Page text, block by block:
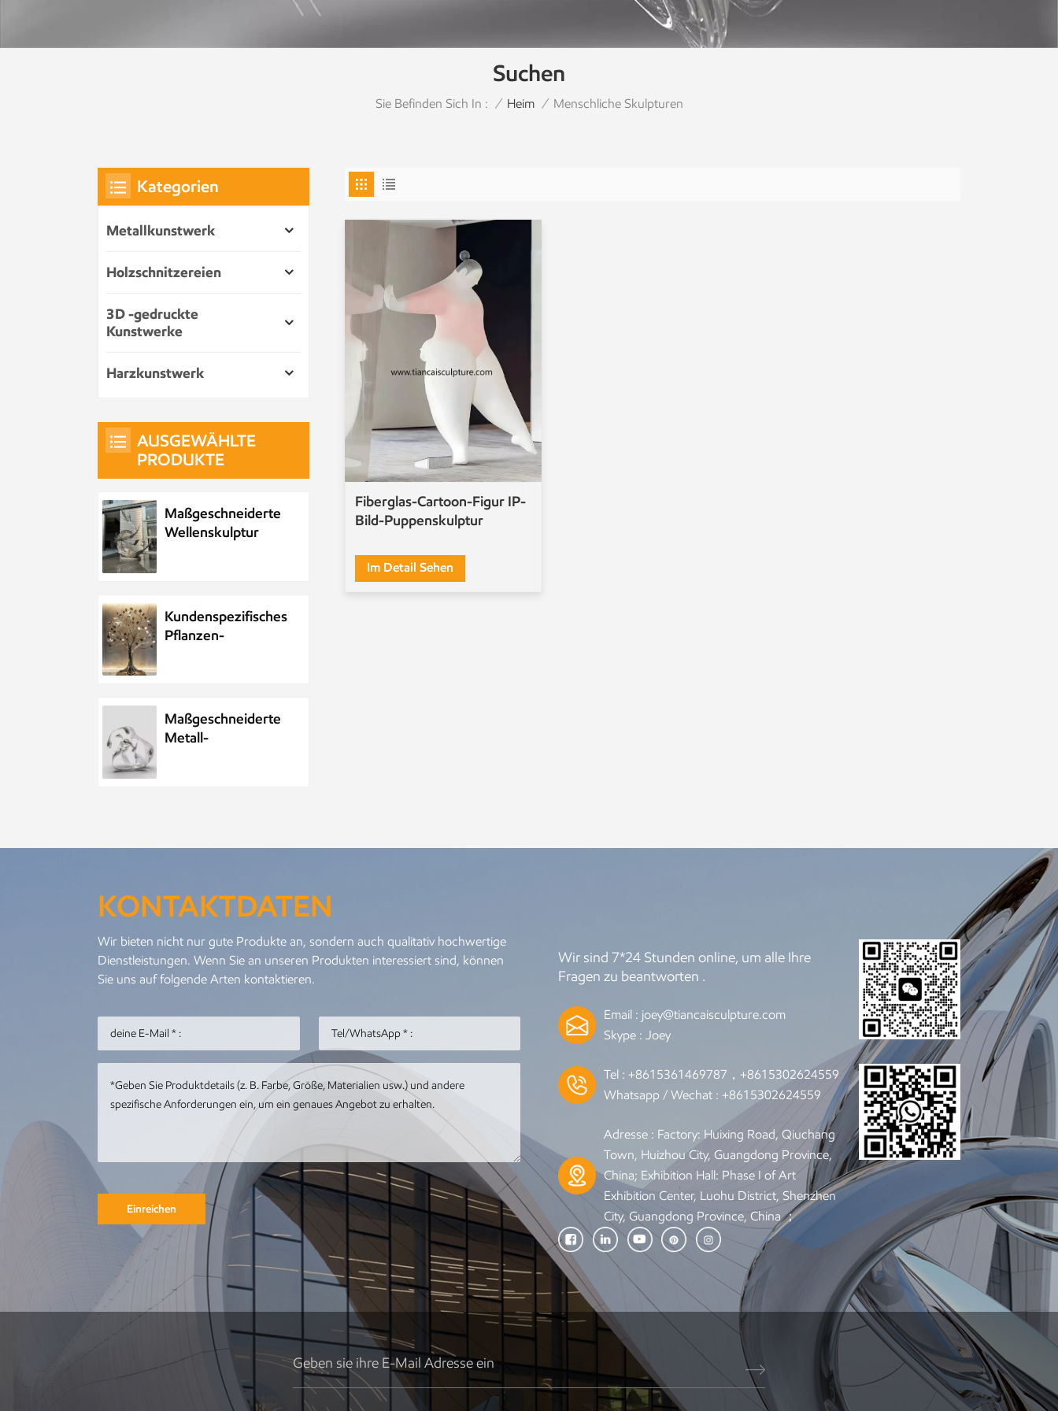
Suchen
Sie Befinden Sich In : / Heim / Menschliche Skulpturen
Fiberglas-Cartoon-Figur IP-
Bild-Puppenskulptur
Im Detail Sehen
Kategorien
Metallkunstwerk
Holzschnitzereien
3D -gedruckte
Kunstwerke
Harzkunstwerk
AUSGEWÄHLTE
PRODUKTE
Maßgeschneiderte
Wellenskulptur
Kundenspezifisches
Pflanzen-
Maßgeschneiderte
Metall-
Edelstahl im Park,
Nachtszenenskulptur
Meeresleben-
Abstraktes
Goldfisch-
Metall und
Edelstahl
Personalisierter
Metallanhänger
mit Meereswal-
Kunstwerk
Metall-Edelstahl-
Tier-Metall-Pfau-
Skulptur
Runde
Gebäudeskulptur
aus Metall,
Gartenlandschaft,
Skulptur,
Kunstinstallation
KONTAKTDATEN
Wir bieten nicht nur gute Produkte an, sondern auch qualitativ hochwertige
Dienstleistungen. Wenn Sie an unseren Produkten interessiert sind, können
Sie uns auf folgende Arten kontaktieren.
Einreichen
Wir sind 7*24 Stunden online, um alle Ihre
Fragen zu beantworten .
Email : joey@tiancaisculpture.com
Skype :Joey
Tel : +8615361469787，+8615302624559
Whatsapp / Wechat : +8615302624559
Adresse : Factory: Huixing Road, Qiuchang
Town, Huizhou City, Guangdong Province,
China; Exhibition Hall: Phase I of Art
Exhibition Center, Luohu District, Shenzhen
City, Guangdong Province, China ；